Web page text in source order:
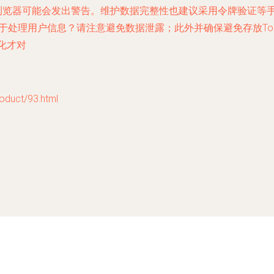
器可能会发出警告。维护数据完整性也建议采用令牌验证
处理用户信息？请注意避免数据泄露；此外并确保避免存放
才对
93.html